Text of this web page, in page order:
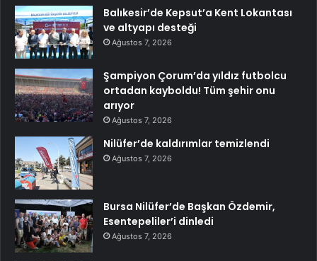
Balıkesir’de Kepsut’a Kent Lokantası
ve altyapı desteği
Ağustos 7, 2026
Şampiyon Çorum’da yıldız futbolcu
ortadan kayboldu! Tüm şehir onu
arıyor
Ağustos 7, 2026
Nilüfer’de kaldırımlar temizlendi
Ağustos 7, 2026
Bursa Nilüfer’de Başkan Özdemir,
Esentepeliler’i dinledi
Ağustos 7, 2026